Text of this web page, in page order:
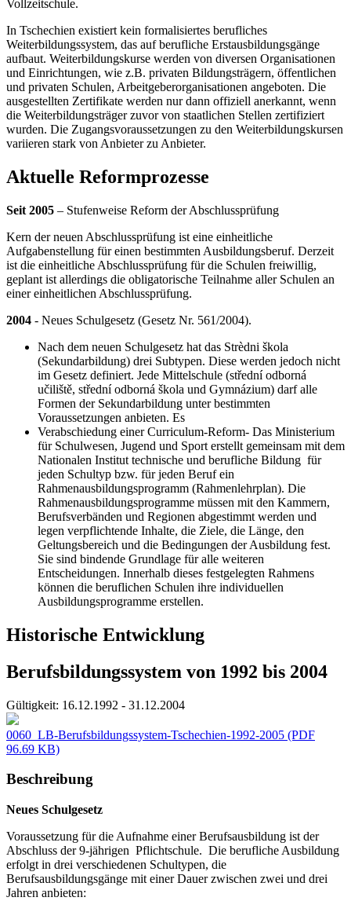
Vollzeitschule.
In Tschechien existiert kein formalisiertes berufliches
Weiterbildungssystem, das auf berufliche Erstausbildungsgänge
aufbaut. Weiterbildungskurse werden von diversen Organisationen
und Einrichtungen, wie z.B. privaten Bildungsträgern, öffentlichen
und privaten Schulen, Arbeitgeberorganisationen angeboten. Die
ausgestellten Zertifikate werden nur dann offiziell anerkannt, wenn
die Weiterbildungsträger zuvor von staatlichen Stellen zertifiziert
wurden. Die Zugangsvoraussetzungen zu den Weiterbildungskursen
variieren stark von Anbieter zu Anbieter.
Aktuelle Reformprozesse
Seit 2005 – Stufenweise Reform der Abschlussprüfung
Kern der neuen Abschlussprüfung ist eine einheitliche
Aufgabenstellung für einen bestimmten Ausbildungsberuf. Derzeit
ist die einheitliche Abschlussprüfung für die Schulen freiwillig,
geplant ist allerdings die obligatorische Teilnahme aller Schulen an
einer einheitlichen Abschlussprüfung.
2004 - Neues Schulgesetz (Gesetz Nr. 561/2004).
Nach dem neuen Schulgesetz hat das Strèdni škola
(Sekundarbildung) drei Subtypen. Diese werden jedoch nicht
im Gesetz definiert. Jede Mittelschule (střední odborná
učiliště, střední odborná škola und Gymnázium) darf alle
Formen der Sekundarbildung unter bestimmten
Voraussetzungen anbieten. Es
Verabschiedung einer Curriculum-Reform- Das Ministerium
für Schulwesen, Jugend und Sport erstellt gemeinsam mit dem
Nationalen Institut technische und berufliche Bildung für
jeden Schultyp bzw. für jeden Beruf ein
Rahmenausbildungsprogramm (Rahmenlehrplan). Die
Rahmenausbildungsprogramme müssen mit den Kammern,
Berufsverbänden und Regionen abgestimmt werden und
legen verpflichtende Inhalte, die Ziele, die Länge, den
Geltungsbereich und die Bedingungen der Ausbildung fest.
Sie sind bindende Grundlage für alle weiteren
Entscheidungen. Innerhalb dieses festgelegten Rahmens
können die beruflichen Schulen ihre individuellen
Ausbildungsprogramme erstellen.
Historische Entwicklung
Berufsbildungssystem von 1992 bis 2004
Gültigkeit: 16.12.1992 - 31.12.2004
0060_LB-Berufsbildungssystem-Tschechien-1992-2005 (PDF
96.69 KB)
Beschreibung
Neues Schulgesetz
Voraussetzung für die Aufnahme einer Berufsausbildung ist der
Abschluss der 9-jährigen Pflichtschule. Die berufliche Ausbildung
erfolgt in drei verschiedenen Schultypen, die
Berufsausbildungsgänge mit einer Dauer zwischen zwei und drei
Jahren anbieten: